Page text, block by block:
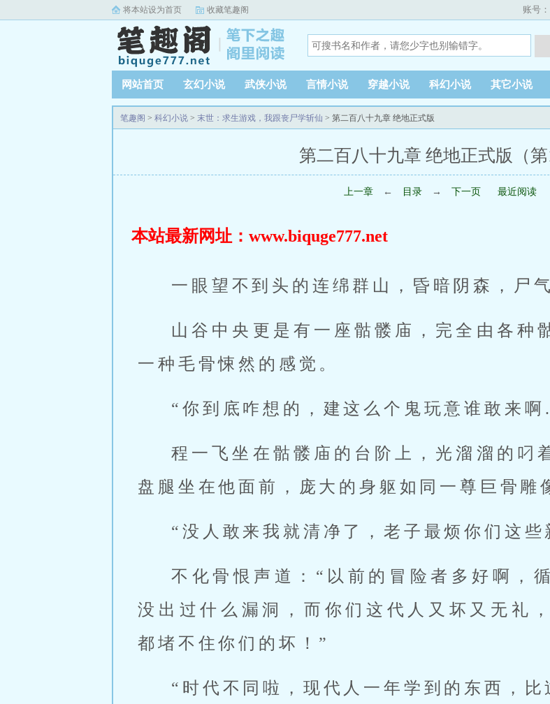
将本站设为首页 收藏笔趣阁 账号：
网站首页 玄幻小说 武侠小说 言情小说 穿越小说 科幻小说 其它小说
笔趣阁 > 科幻小说 > 末世：求生游戏，我跟丧尸学斩仙 > 第二百八十九章 绝地正式版
第二百八十九章 绝地正式版（第
上一章 ← 目录 → 下一页 最近阅读
本站最新网址：www.biquge777.net
一眼望不到头的连绵群山，昏暗阴森，尸
山谷中央更是有一座骷髅庙，完全由各种
一种毛骨悚然的感觉。
“你到底咋想的，建这么个鬼玩意谁敢来
程一飞坐在骷髅庙的台阶上，光溜溜的叼
盘腿坐在他面前，庞大的身躯如同一尊巨骨雕
“没人敢来我就清净了，老子最烦你们这
不化骨恨声道：“以前的冒险者多好啊，
没出过什么漏洞，而你们这代人又坏又无礼
都堵不住你们的坏！”
“时代不同啦，现代人一年学到的东西，